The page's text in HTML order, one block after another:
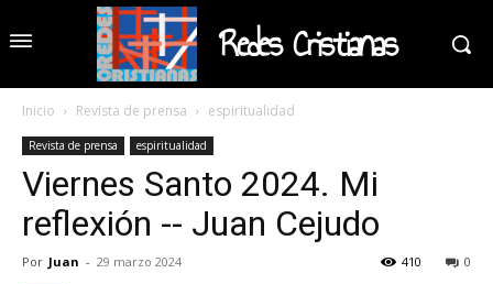
Redes Cristianas
Inicio Revista de prensa espiritualidad
Revista de prensa espiritualidad
Viernes Santo 2024. Mi
reflexión -- Juan Cejudo
Por Juan - 29 marzo 2024 0
410